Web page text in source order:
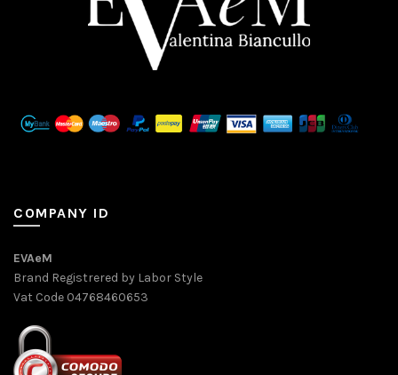
COMPANY ID
EVAeM
Brand Registrered by Labor Style
Vat Code 04768460653